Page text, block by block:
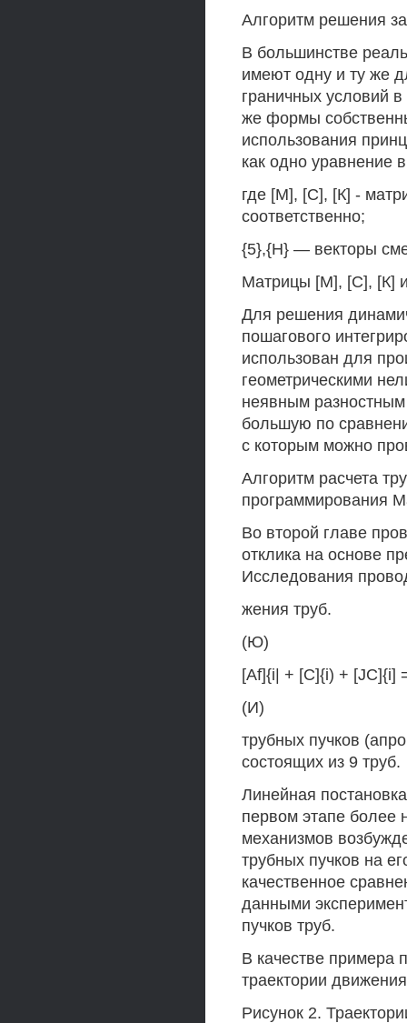
Алгоритм решения
В большинстве
имеют одну и ту же
граничных условий
же формы
использования
как одно уравнение
где [М], [С], [К] -
соответственно;
{5},{Н} — векторы
Матрицы [М], [С], [К]
Для решения
пошагового
использован для
геометрическими
неявным разностным
большую по
с которым можно
Алгоритм расчета
программирования
Во второй главе
отклика на основе
Исследования
жения труб.
(Ю)
[Af]{i| + [C]{i) + [JC]{i]
(И)
трубных пучков
состоящих из 9 труб.
Линейная
первом этапе более
механизмов
трубных пучков на
качественное
данными
пучков труб.
В качестве примера
траектории
Рисунок 2.